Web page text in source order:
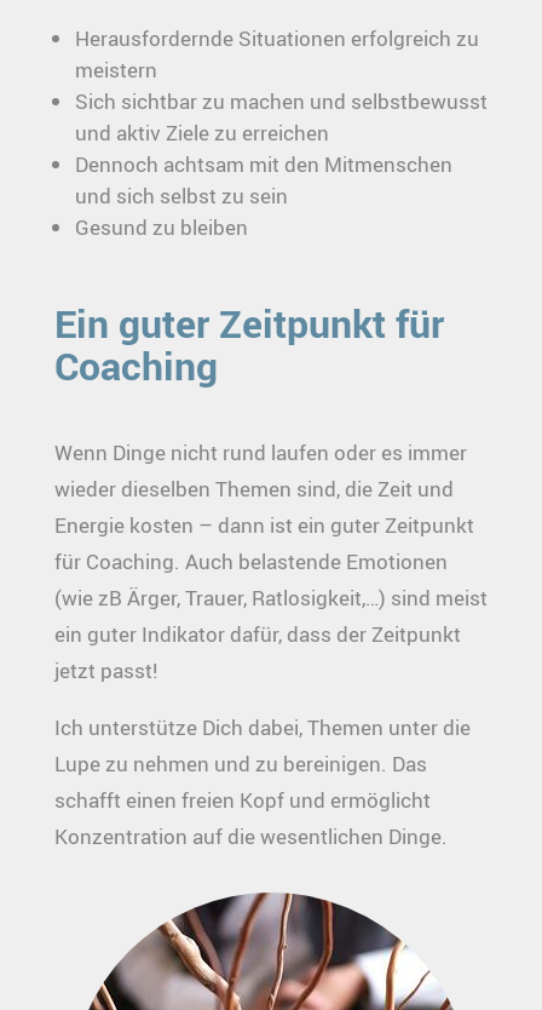
Herausfordernde Situationen erfolgreich zu
meistern
Sich sichtbar zu machen und selbstbewusst
und aktiv Ziele zu erreichen
Dennoch achtsam mit den Mitmenschen
und sich selbst zu sein
Gesund zu bleiben
Ein guter Zeitpunkt für
Coaching
Wenn Dinge nicht rund laufen oder es immer
wieder dieselben Themen sind, die Zeit und
Energie kosten – dann ist ein guter Zeitpunkt
für Coaching. Auch belastende Emotionen
(wie zB Ärger, Trauer, Ratlosigkeit,…) sind meist
ein guter Indikator dafür, dass der Zeitpunkt
jetzt passt!
Ich unterstütze Dich dabei, Themen unter die
Lupe zu nehmen und zu bereinigen. Das
schafft einen freien Kopf und ermöglicht
Konzentration auf die wesentlichen Dinge.